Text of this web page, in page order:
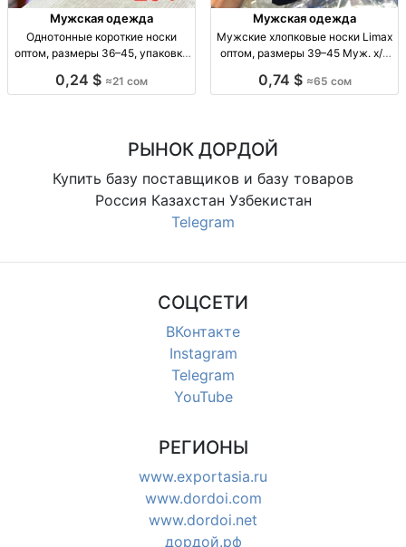
Мужская одежда
Однотонные короткие носки
оптом, размеры 36–45, упаковка
носки оптом, р-р 36–41 и 41–45,
0,24 $ ≈21 сом
Мужская одежда
Мужские хлопковые носки Limax
оптом, размеры 39–45 Муж. х/б
пар, 65 сом.
0,74 $ ≈65 сом
РЫНОК ДОРДОЙ
Купить базу поставщиков и базу товаров
Россия Казахстан Узбекистан
Telegram
СОЦСЕТИ
ВКонтакте
Instagram
Telegram
YouTube
РЕГИОНЫ
www.exportasia.ru
www.dordoi.com
www.dordoi.net
дордой.рф